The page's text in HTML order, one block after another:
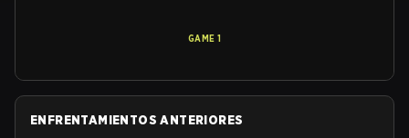
GAME 1
ENFRENTAMIENTOS ANTERIORES